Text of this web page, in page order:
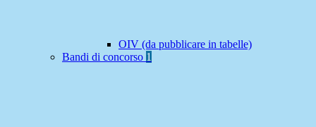
OIV (da pubblicare in tabelle)
Bandi di concorso 1